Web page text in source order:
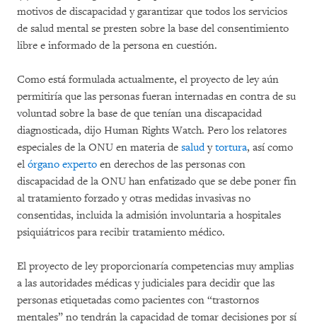
motivos de discapacidad y garantizar que todos los servicios
de salud mental se presten sobre la base del consentimiento
libre e informado de la persona en cuestión.
Como está formulada actualmente, el proyecto de ley aún
permitiría que las personas fueran internadas en contra de su
voluntad sobre la base de que tenían una discapacidad
diagnosticada, dijo Human Rights Watch. Pero los relatores
especiales de la ONU en materia de saludytortura, así como
el órgano experto en derechos de las personas con
discapacidad de la ONU han enfatizado que se debe poner fin
al tratamiento forzado y otras medidas invasivas no
consentidas, incluida la admisión involuntaria a hospitales
psiquiátricos para recibir tratamiento médico.
El proyecto de ley proporcionaría competencias muy amplias
a las autoridades médicas y judiciales para decidir que las
personas etiquetadas como pacientes con “trastornos
mentales” no tendrán la capacidad de tomar decisiones por sí